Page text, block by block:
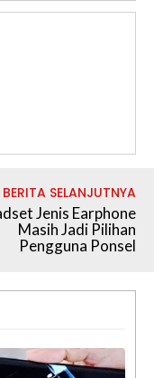
BERITA SELANJUTNYA
Jenis Earphone
Masih Jadi Pilihan
Pengguna Ponsel